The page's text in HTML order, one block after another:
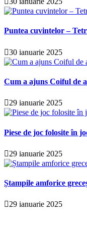
Puntea cuvintelor –
30 ianuarie 2025
Cum a ajuns Coiful de
29 ianuarie 2025
Piese de joc folosite în
29 ianuarie 2025
Ștampile amforice
29 ianuarie 2025